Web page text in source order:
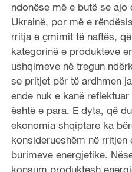
ndonëse më e butë se
Ukrainë, por më e
rritja e çmimit të naftës,
kategorinë e produkteve
ushqimeve në tregun
se pritjet për të ardhmen
ende nuk e kanë
është e para. E dyta, që
ekonomia shqiptare ka
konsiderueshëm në
burimeve energjetike.
konsum produktesh